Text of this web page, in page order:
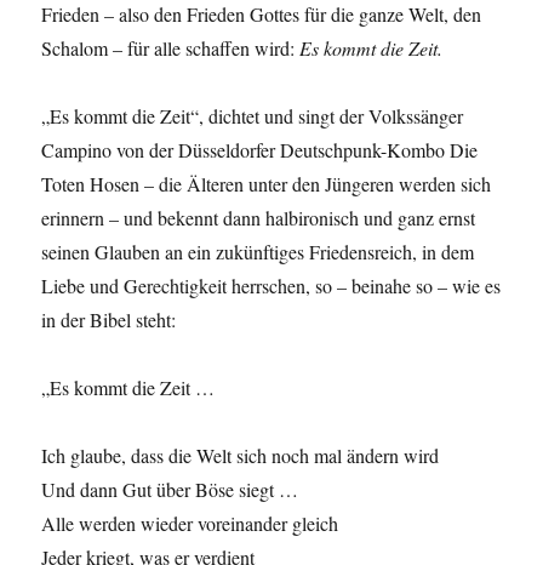
Frieden – also den Frieden Gottes für die ganze Welt, den
Schalom – für alle schaffen wird:Es kommt die Zeit.
„Es kommt die Zeit“, dichtet und singt der Volkssänger
Campino von der Düsseldorfer Deutschpunk-Kombo Die
Toten Hosen – die Älteren unter den Jüngeren werden sich
erinnern – und bekennt dann halbironisch und ganz ernst
seinen Glauben an ein zukünftiges Friedensreich, in dem
Liebe und Gerechtigkeit herrschen, so – beinahe so – wie es
in der Bibel steht:
„Es kommt die Zeit …
Ich glaube, dass die Welt sich noch mal ändern wird
Und dann Gut über Böse siegt …
Alle werden wieder voreinander gleich
Jeder kriegt, was er verdient